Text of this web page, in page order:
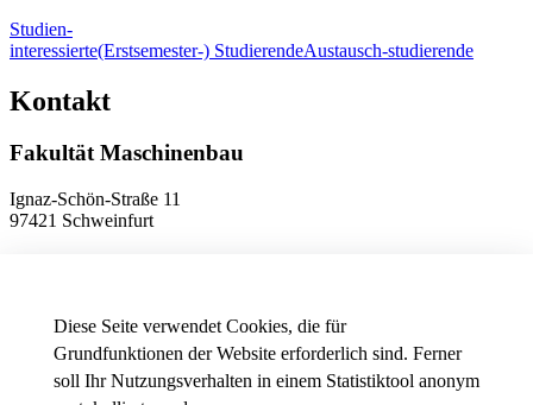
Diese Seite verwendet Cookies, die für
Grundfunktionen der Website erforderlich sind. Ferner
soll Ihr Nutzungsverhalten in einem Statistiktool anonym
Studien-
interessierte(Erstsemester-) StudierendeAustausch-studierende
Kontakt
Fakultät Maschinenbau
Ignaz-Schön-Straße 11
97421 Schweinfurt
Datenschutzeinstellungen